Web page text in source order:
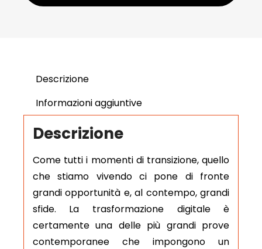
Descrizione
Informazioni aggiuntive
Descrizione
Come tutti i momenti di transizione, quello
che stiamo vivendo ci pone di fronte
grandi opportunità e, al contempo, grandi
sfide. La trasformazione digitale è
certamente una delle più grandi prove
contemporanee che impongono un